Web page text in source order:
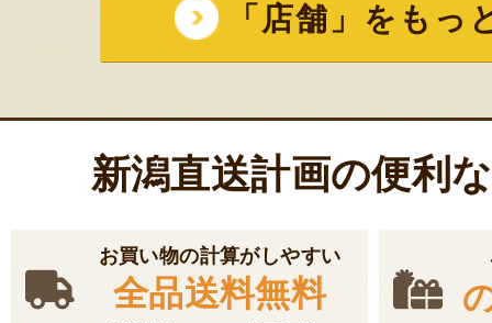
「店舗」をもっ
新潟直送計画の便利
お買い物の計算がしやすい
全品送料無料